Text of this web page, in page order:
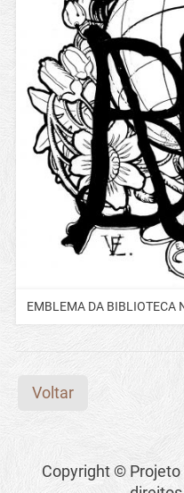
EMBLEMA DA BIBLIOTECA
Voltar
Copyright © Projeto